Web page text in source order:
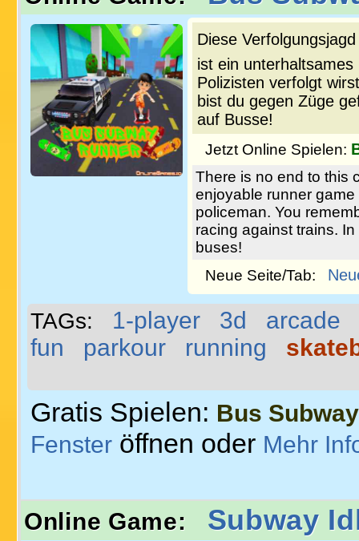
Diese
ist ein
Polizisten verfolgt
bist du gegen Züge
auf Busse!
Jetzt Online Spielen:
There is no end to this
enjoyable runner
policeman. You
racing against trains.
buses!
Neue Seite/Tab:
TAGs: 1-player 3d
arcade
fun
parkour running
Gratis Spielen: Bus
Fenster öffnen oder Mehr
Online Game: Subway